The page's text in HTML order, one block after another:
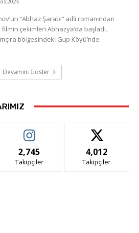
“Abhaz Şarabı” adlı romanından
çekimleri Abhazya’da başladı.
bölgesindeki Gup Köyü’nde
Devamını Göster
2,745
Takipçiler
4,012
Takipçiler